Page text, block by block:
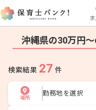
求
沖縄県の30万円
検索結果 27 件
場所
勤務地を選択